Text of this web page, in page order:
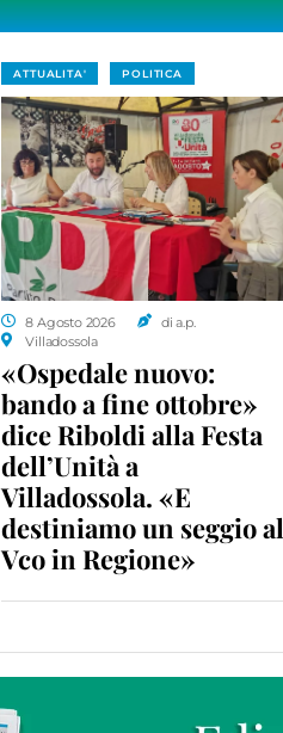
ATTUALITA' POLITICA
8 Agosto 2026
di a.p.
Villadossola
«Ospedale nuovo:
bando a fine ottobre»
dice Riboldi alla Festa
dell’Unità a
Villadossola. «E
destiniamo un seggio al
Vco in Regione»